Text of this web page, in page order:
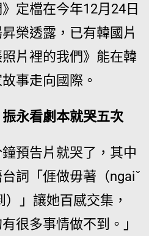
定檔在今年12月24日
榮透露，已有韓國片
片裡的我們》能在韓
事走向國際。
永看劇本就哭五次
預告片就哭了，其中
詞「𠊎做毋著（ngaiˇ
）」讓她百感交集，
很多事情做不到。」